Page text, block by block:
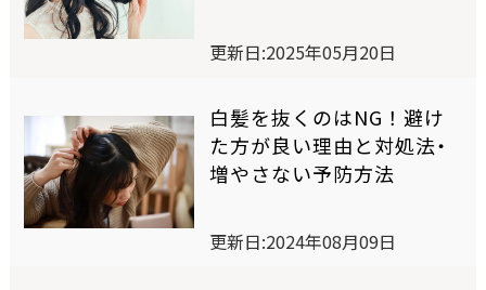
ワンデー白髪かくし
オイルインヘアマニキュア
オンラインショップ限定商品
更新日:2025年05月20日
白髪を抜くのはNG！避け
た方が良い理由と対処法・
増やさない予防方法
更新日:2024年08月09日